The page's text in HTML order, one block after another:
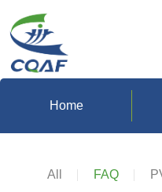
Home
All FAQ